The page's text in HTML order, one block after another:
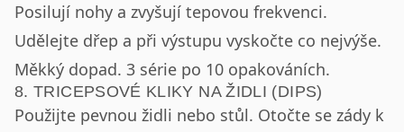
Posilují nohy a zvyšují tepovou frekvenci.
Udělejte dřep a při výstupu vyskočte co nejvýše.
Měkký dopad. 3 série po 10 opakováních.
8. TRICEPSOVÉ KLIKY NA ŽIDLI (DIPS)
Použijte pevnou židli nebo stůl. Otočte se zády k